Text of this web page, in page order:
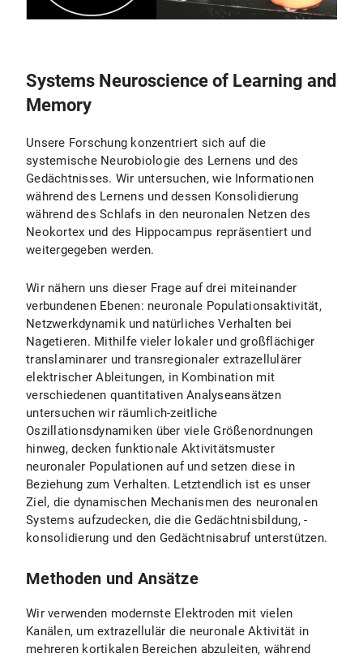
Systems Neuroscience of Learning and
Memory
Unsere Forschung konzentriert sich auf die
systemische Neurobiologie des Lernens und des
Gedächtnisses. Wir untersuchen, wie Informationen
während des Lernens und dessen Konsolidierung
während des Schlafs in den neuronalen Netzen des
Neokortex und des Hippocampus repräsentiert und
weitergegeben werden.
Wir nähern uns dieser Frage auf drei miteinander
verbundenen Ebenen: neuronale Populationsaktivität,
Netzwerkdynamik und natürliches Verhalten bei
Nagetieren. Mithilfe vieler lokaler und großflächiger
translaminarer und transregionaler extrazellulärer
elektrischer Ableitungen, in Kombination mit
verschiedenen quantitativen Analyseansätzen
untersuchen wir räumlich-zeitliche
Oszillationsdynamiken über viele Größenordnungen
hinweg, decken funktionale Aktivitätsmuster
neuronaler Populationen auf und setzen diese in
Beziehung zum Verhalten. Letztendlich ist es unser
Ziel, die dynamischen Mechanismen des neuronalen
Systems aufzudecken, die die Gedächtnisbildung, -
konsolidierung und den Gedächtnisabruf unterstützen.
Methoden und Ansätze
Wir verwenden modernste Elektroden mit vielen
Kanälen, um extrazellulär die neuronale Aktivität in
mehreren kortikalen Bereichen abzuleiten, während